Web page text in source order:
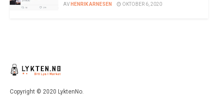
AV HENRIK ARNESEN OKTOBER 6, 2020
Copyright © 2020 LyktenNo.